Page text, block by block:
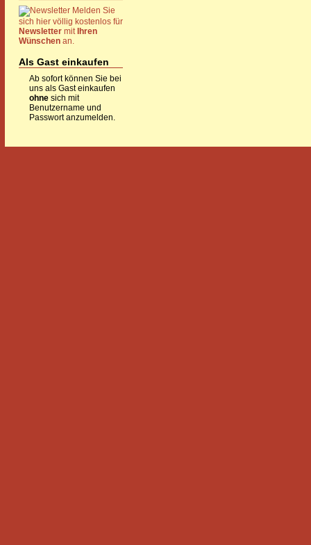
Melden Sie
sich hier völlig kostenlos für
Newsletter mit Ihren
Wünschen an.
Als Gast einkaufen
Ab sofort können Sie bei
uns als Gast einkaufen
ohne sich mit
Benutzername und
Passwort anzumelden.